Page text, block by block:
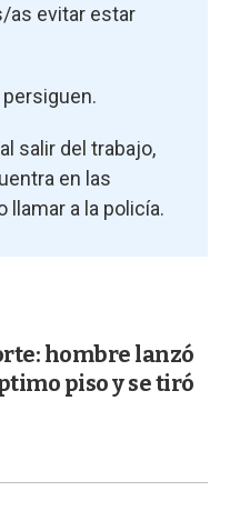
as evitar estar
salir del trabajo,
en las
llamar a la policía.
hombre lanzó
piso y se tiró